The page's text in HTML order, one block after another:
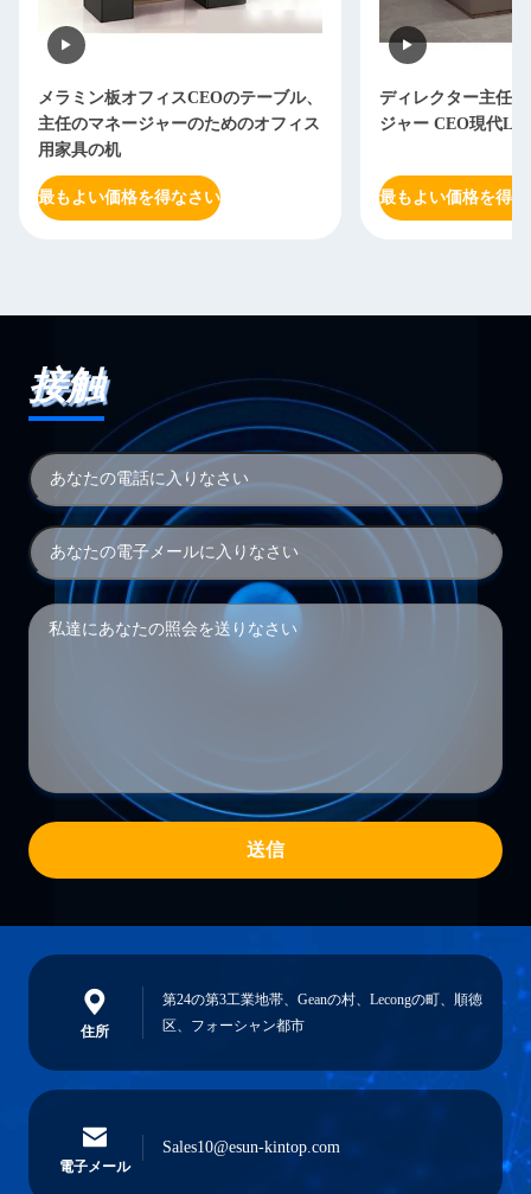
メラミン板オフィスCEOのテーブル、
主任のマネージャーのためのオフィス
用家具の机
最もよい価格を得なさい
ディレクター主任
ジャー CEO現代L
最もよい価格を得
接触
送信
住所
第24の第3工業地帯、Geanの村、Lecongの町、順徳
区、フォーシャン都市
電子メール
Sales10@esun-kintop.com